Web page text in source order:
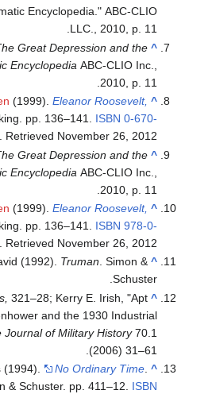
Encyclopedia." ABC-CLIO
LLC., 2010, p. 11.
^
The Great Depression and the
EncyclopediaABC-CLIO Inc.,
2010, p. 11.
^
(1999).Eleanor Roosevelt,
. Viking. pp. 136–141.ISBN 0-670-
X. RetrievedNovember 26,2012
^
The Great Depression and the
EncyclopediaABC-CLIO Inc.,
2010, p. 11.
^
(1999).Eleanor Roosevelt,
. Viking. pp. 136–141.ISBN 978-0-
3. RetrievedNovember 26,2012
^
David (1992).Truman. Simon &
Schuster.
^
321–28; Kerry E. Irish, "Apt
and the 1930 Industrial
Journal of Military History 70.1
(2006) 31–61.
^
(1994). No Ordinary Time .
& Schuster. pp. 411–12.ISBN